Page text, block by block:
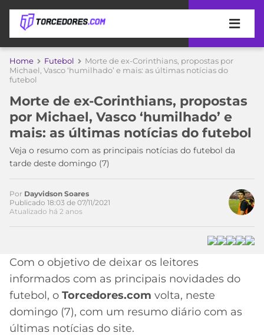
APOSTAS
APOSTA
MELHORES
SITES
DE
APOSTAS
2026
CÓDIGO
CÓDIGO
DE
INDICAÇÃO
BET365
ÚLTIMAS
COPA
DO
MUNDO
MEU
TIME
CORINTHIANS
SÃO
PAULO
CAMPEONATOS
A
LIBERTADORES
COPA
MERCADO
DA
BOLA
Home Futebol
Morte de ex-Corinthians, propostas por
Michael, Vasco ‘humilhado’ e mais: as últimas notícias do
futebol
Morte de ex-Corinthians, propostas
por Michael, Vasco ‘humilhado’ e
mais: as últimas notícias do futebol
Veja o resumo com as principais notícias do futebol da
tarde deste domingo (7)
Acesse o perfil do autor
no Twitter
Por Dayvidson Soares
Publicado 18:03 de 07/11/2021
Atualizado há 2 anos
Com o objetivo de deixar os leitores
informados com as principais novidades do
futebol, o Torcedores.com volta, neste
domingo (7), com um resumo diário com as
últimas notícias do site.